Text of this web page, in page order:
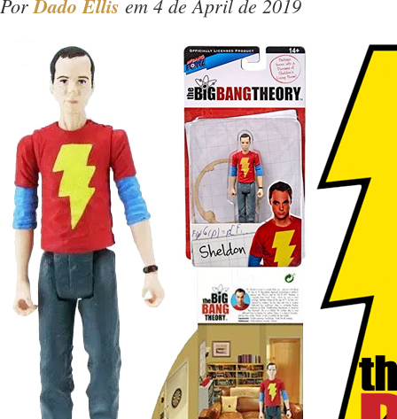
PorDado Ellis em 4 de April de 2019